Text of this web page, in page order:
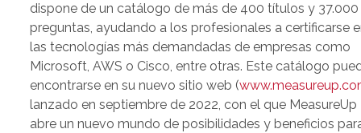
dispone de un catálogo de más de 400 títulos y 37.000
preguntas, ayudando a los profesionales a certificarse
las tecnologías más demandadas de empresas como
Microsoft, AWS o Cisco, entre otras. Este catálogo
encontrarse en su nuevo sitio web (
lanzado en septiembre de 2022, con el que MeasureUp
abre un nuevo mundo de posibilidades y beneficios